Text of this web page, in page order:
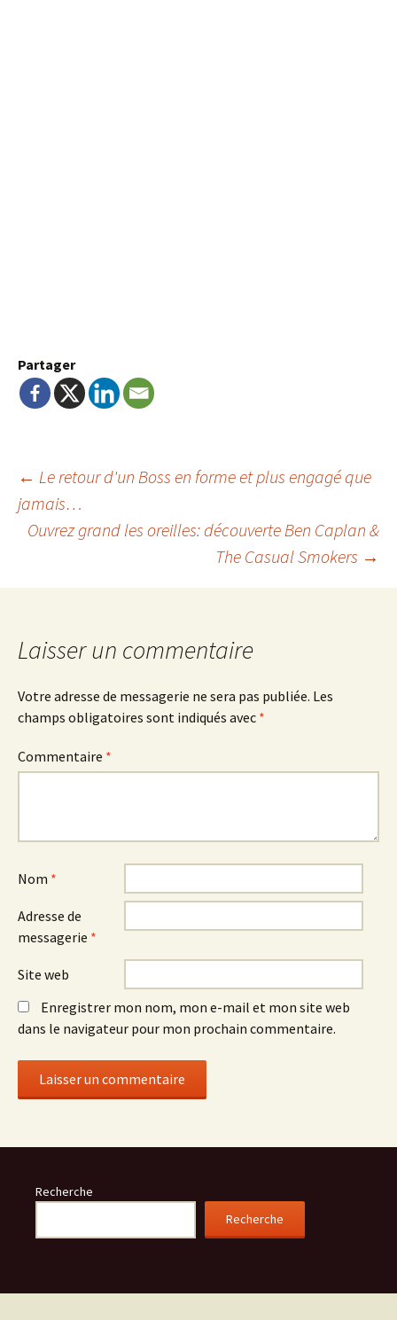
Partager
Navigation
de
l'article
← Le retour d'un Boss en forme et plus engagé que
jamais…
Ouvrez grand les oreilles: découverte Ben Caplan &
The Casual Smokers →
Laisser un commentaire
Votre adresse de messagerie ne sera pas publiée. Les
champs obligatoires sont indiqués avec *
Commentaire *
Nom *
Adresse de
messagerie *
Site web
Enregistrer mon nom, mon e-mail et mon site web
dans le navigateur pour mon prochain commentaire.
Recherche
Recherche